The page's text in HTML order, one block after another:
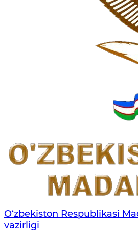
O‘zbekiston Respublikasi
vazirligi